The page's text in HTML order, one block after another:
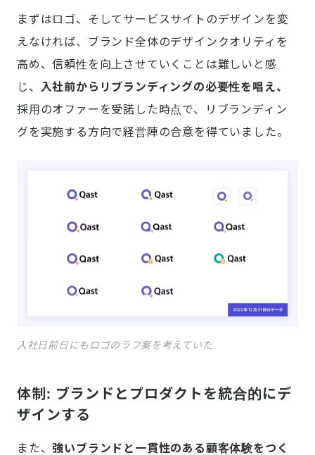
まずはロゴ、そしてサービスサイトのデザインを変
えなければ、ブランド全体のデザインクオリティを
高め、信頼性を向上させていくことは難しいと感
じ、 入社前からリブランディングの必要性を唱え、
採用のオファーを受諾した時点で、リブランディン
グを実施する方向で経営陣の合意を得ていました。
入社日前日にもロゴのラフ案を考えていた
体制: ブランドとプロダクトを統合的にデ
ザインする
また、強いブランドと一貫性のある顧客体験をつく